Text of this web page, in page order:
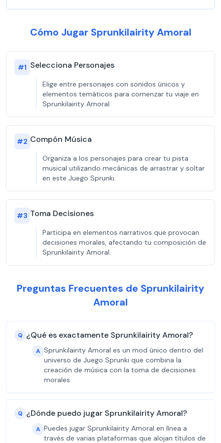
Cómo Jugar Sprunkilairity Amoral
#1 Selecciona Personajes
Elige entre personajes con sonidos únicos y
elementos temáticos para comenzar tu viaje en
Sprunkilairity Amoral.
#2 Compón Música
Organiza a los personajes para crear tu pista
musical utilizando mecánicas de arrastrar y soltar
en este Juego Sprunki.
#3 Toma Decisiones
Participa en elementos narrativos que provocan
decisiones morales, afectando tu composición de
Sprunkilairity Amoral.
Preguntas Frecuentes de Sprunkilairity
Amoral
Q ¿Qué es exactamente Sprunkilairity Amoral?
A Sprunkilairity Amoral es un mod único dentro del
universo de Juego Sprunki que combina la
creación de música con la toma de decisiones
morales.
Q ¿Dónde puedo jugar Sprunkilairity Amoral?
A Puedes jugar Sprunkilairity Amoral en línea a
través de varias plataformas que alojan títulos de